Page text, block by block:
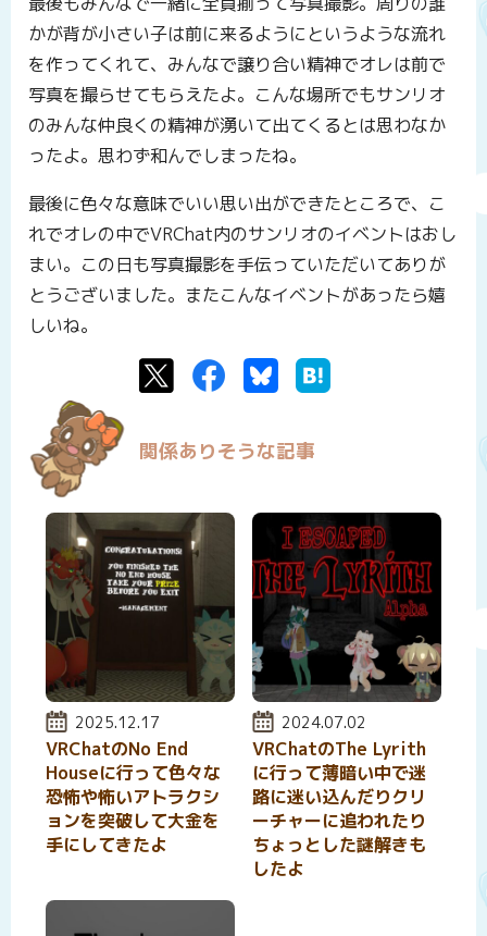
かが背が小さい子は前に来るようにというような流れ
を作ってくれて、みんなで譲り合い精神でオレは前で
写真を撮らせてもらえたよ。こんな場所でもサンリオ
のみんな仲良くの精神が湧いて出てくるとは思わなか
ったよ。思わず和んでしまったね。
最後に色々な意味でいい思い出ができたところで、こ
れでオレの中でVRChat内のサンリオのイベントはおし
まい。この日も写真撮影を手伝っていただいてありが
とうございました。またこんなイベントがあったら嬉
しいね。
TwitterFacebookBluesky
関係ありそうな記事
投稿日:
2025.12.17
VRChatのNo End
Houseに行って色々な
恐怖や怖いアトラクシ
ョンを突破して大金を
手にしてきたよ
投稿日:
2024.07.02
VRChatのThe Lyrith
に行って薄暗い中で迷
路に迷い込んだりクリ
ーチャーに追われたり
ちょっとした謎解きも
したよ